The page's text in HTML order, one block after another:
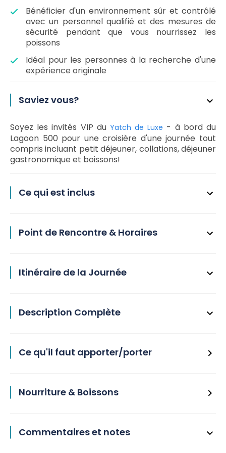
Bénéficier d'un environnement sûr et contrôlé
avec un personnel qualifié et des mesures de
sécurité pendant que vous nourrissez les
poissons
Idéal pour les personnes à la recherche d'une
expérience originale
Saviez vous?
Soyez les invités VIP du Yatch de Luxe - à bord du
Lagoon 500 pour une croisière d'une journée tout
compris incluant petit déjeuner, collations, déjeuner
gastronomique et boissons!
Ce qui est inclus
Point de Rencontre & Horaires
Itinéraire de la Journée
Description Complète
Ce qu'il faut apporter/porter
Nourriture & Boissons
Commentaires et notes